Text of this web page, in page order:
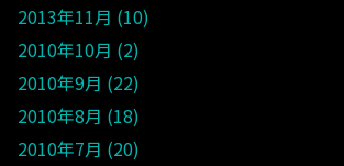
2013年11月 10
2010年10月 2
2010年9月 22
2010年8月 18
2010年7月 20